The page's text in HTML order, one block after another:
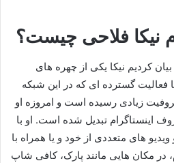
نیکا فلاحی چیست؟
کردیم نیکا یکی از چهره های
فعالیت گسترده ای که در این شبکه
زیادی رسیده است و امروزه او
اینستاگرام تبدیل شده است. او با
های متعددی از خود و یا همراه با
در مکان هایی مانند پارک، کافی‌ شاپ‌